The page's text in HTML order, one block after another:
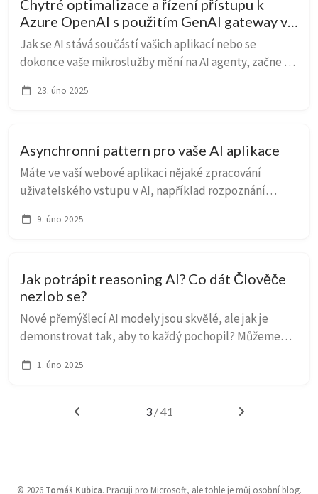
Chytré optimalizace a řízení přístupu k
Azure OpenAI s použitím GenAI gateway v
Azure API Management
Jak se AI stává součástí vašich aplikací nebo se
dokonce vaše mikroslužby mění na AI agenty, začne se
rezervovanou kapacitu (PTU), jak mít přehl...
23. úno 2025
Asynchronní pattern pro vaše AI aplikace
Máte ve vaší webové aplikaci nějaké zpracování
uživatelského vstupu v AI, například rozpoznání
popisků, kategorií), dokumentu (vytěžení údajů, ...
9. úno 2025
Jak potrápit reasoning AI? Co dát Člověče
nezlob se?
Nové přemýšlecí AI modely jsou skvělé, ale jak je
demonstrovat tak, aby to každý pochopil? Můžeme
programovaní, které běžný model typu GPT-4o n...
1. úno 2025
3 / 41
© 2026 Tomáš Kubica. Pracuji pro Microsoft, ale tohle je můj osobní blog.